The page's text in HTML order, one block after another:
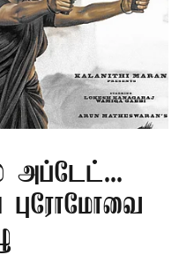
அப்டேட்...
புரோமோவை